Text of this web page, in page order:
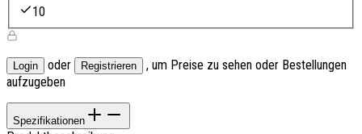
10
Login oder Registrieren
, um Preise zu sehen oder Bestellungen
aufzugeben
Spezifikationen